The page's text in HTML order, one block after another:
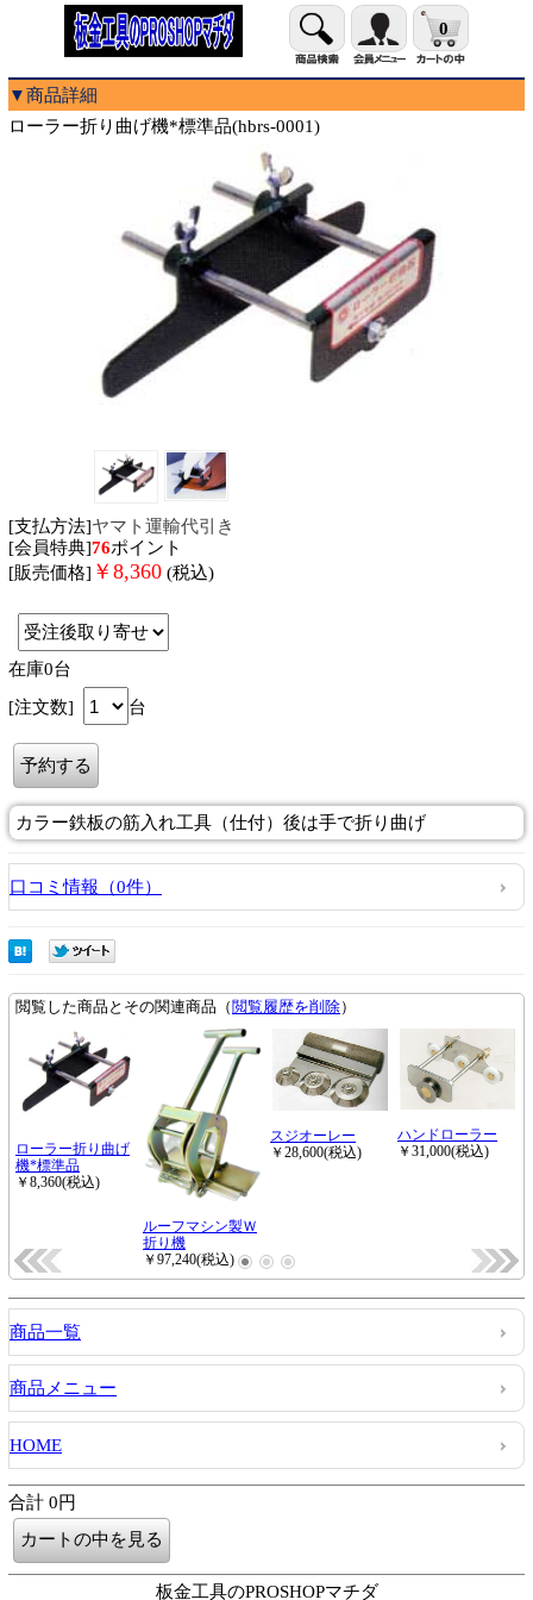
0
▼商品詳細
ローラー折り曲げ機*標準品(hbrs-0001)
[支払方法]ヤマト運輸代引き
[会員特典]76ポイント
[販売価格] ￥ 8,360 (税込)
在庫0台
[注文数]
台
カラー鉄板の筋入れ工具（仕付）後は手で折り曲げ
口コミ情報（0件）
商品一覧
商品メニュー
HOME
合計 0円
板金工具のPROSHOPマチダ